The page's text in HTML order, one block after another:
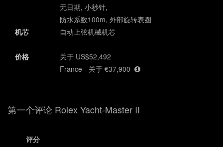
无日期, 小秒针,
防水系数100m, 外部旋转表圈
机芯
自动上弦机械机芯
价格
关于 US$52,492
France - 关于 €37,900
第一个评论 Rolex Yacht-Master II
评分